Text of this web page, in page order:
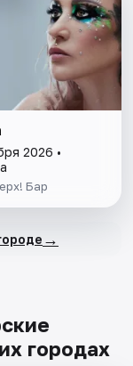
2026 •
Бар
→
городах